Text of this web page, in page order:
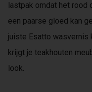
lastpak omdat het rood
een paarse gloed kan
juiste Esatto wasvernis
krijgt je teakhouten
look.